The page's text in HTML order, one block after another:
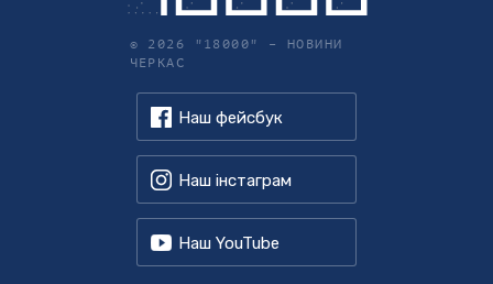
© 2026 "18000" – НОВИНИ
ЧЕРКАС
Наш фейсбук
Наш інстаграм
Наш YouTube